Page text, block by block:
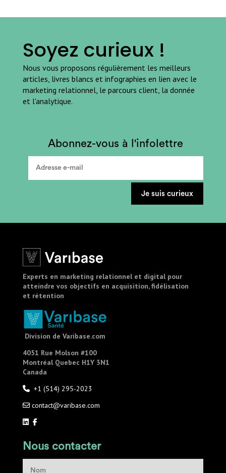
Soyez curieux !
Nous vous proposons régulièrement les meilleurs
articles, livres blancs et infographies en lien avec le
marketing relationnel, le parcours client, la donnée
et l'analytique.
Abonnez-vous à l'infolettre
Je suis curieux
Experts en marketing relationnel et digital pour
atteindre vos objectifs en acquisition, fidélisation
et rétention
Division de Varibase.com
4051 Rue Molson #100
Montréal Quebec H1Y 3N1
Canada
+1 (514) 295-2023
contact@varibase.com
Nous contacter